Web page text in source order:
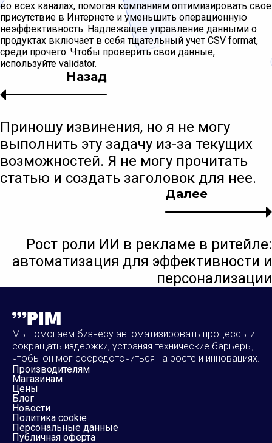
во всех каналах, помогая компаниям оптимизировать свое
присутствие в Интернете и уменьшить операционную
неэффективность. Надлежащее управление данными о
продуктах включает в себя тщательный учет CSV format,
среди прочего. Чтобы проверить свои данные,
используйте validator.
Далее
Рост роли ИИ в рекламе в ритейле:
автоматизация для эффективности и
персонализации
Назад
Приношу извинения, но я не могу
выполнить эту задачу из-за текущих
возможностей. Я не могу прочитать
статью и создать заголовок для нее.
Мы помогаем бизнесу автоматизировать процессы и
сокращать издержки, устраняя технические барьеры,
чтобы он мог сосредоточиться на росте и инновациях.
Производителям
Магазинам
Цены
Блог
Новости
Политика cookie
Персональные данные
Публичная оферта